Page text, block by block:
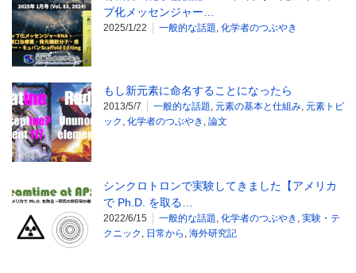
プ化メッセンジャー…
2025/1/22 一般的な話題, 化学者のつぶやき
もし新元素に命名することになったら
2013/5/7 一般的な話題, 元素の基本と仕組み, 元素トピ
ック , 化学者のつぶやき , 論文
シンクロトロンで実験してきました【アメリカ
で Ph.D. を取る…
2022/6/15 一般的な話題, 化学者のつぶやき , 実験・テ
クニック , 日常から , 海外研究記